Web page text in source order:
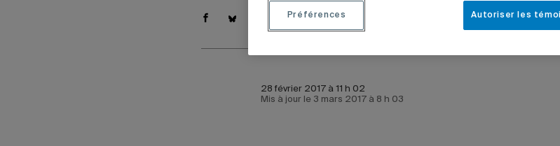
28 février 2017 à 11 h 02
Mis à jour le 3 mars 2017 à 8 h 03
Autoriser les
Préférences